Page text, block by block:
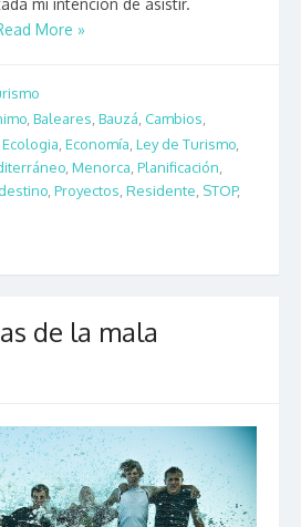
More »
Baleares Bauzá Cambios
Ecologia, Economía, Ley de Turismo,
, Menorca, Planificación,
, Proyectos, Residente, STOP,
de la mala